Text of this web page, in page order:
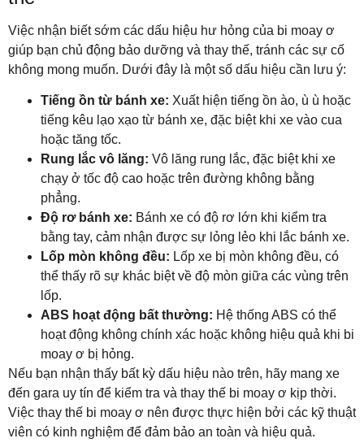
Việc nhận biết sớm các dấu hiệu hư hỏng của bi moay ơ
giúp bạn chủ động bảo dưỡng và thay thế, tránh các sự cố
không mong muốn. Dưới đây là một số dấu hiệu cần lưu ý:
Tiếng ồn từ bánh xe: Xuất hiện tiếng ồn ào, ù ù hoặc
tiếng kêu lạo xạo từ bánh xe, đặc biệt khi xe vào cua
hoặc tăng tốc.
Rung lắc vô lăng: Vô lăng rung lắc, đặc biệt khi xe
chạy ở tốc độ cao hoặc trên đường không bằng
phẳng.
Độ rơ bánh xe: Bánh xe có độ rơ lớn khi kiểm tra
bằng tay, cảm nhận được sự lỏng lẻo khi lắc bánh xe.
Lốp mòn không đều: Lốp xe bị mòn không đều, có
thể thấy rõ sự khác biệt về độ mòn giữa các vùng trên
lốp.
ABS hoạt động bất thường: Hệ thống ABS có thể
hoạt động không chính xác hoặc không hiệu quả khi bi
moay ơ bị hỏng.
Nếu bạn nhận thấy bất kỳ dấu hiệu nào trên, hãy mang xe
đến gara uy tín để kiểm tra và thay thế bi moay ơ kịp thời.
Việc thay thế bi moay ơ nên được thực hiện bởi các kỹ thuật
viên có kinh nghiệm để đảm bảo an toàn và hiệu quả.